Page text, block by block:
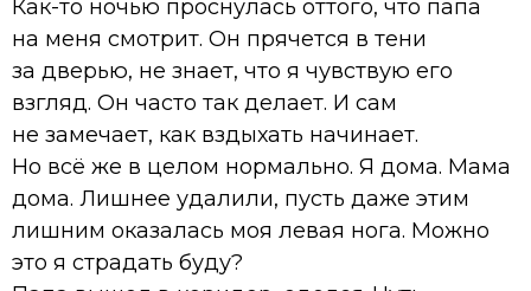
Как-то ночью проснулась оттого, что папа
на меня смотрит. Он прячется в тени
за дверью, не знает, что я чувствую его
взгляд. Он часто так делает. И сам
не замечает, как вздыхать начинает.
Но всё же в целом нормально. Я дома. Мама
дома. Лишнее удалили, пусть даже этим
лишним оказалась моя левая нога. Можно
это я страдать буду?